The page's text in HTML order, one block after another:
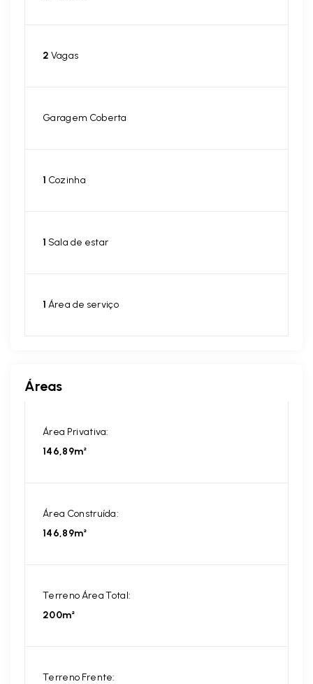
2 Vagas
Garagem Coberta
1 Cozinha
1 Sala de estar
1 Área de serviço
Áreas
Área Privativa:
146,89m²
Área Construída:
146,89m²
Terreno Área Total:
200m²
Terreno Frente: